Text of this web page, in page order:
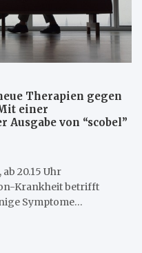
Therapien gegen
einer
von “scobel”
20.15 Uhr
Krankheit betrifft
Symptome…